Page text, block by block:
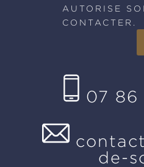
AUTORISE
CONTACTER.
07 86
de-